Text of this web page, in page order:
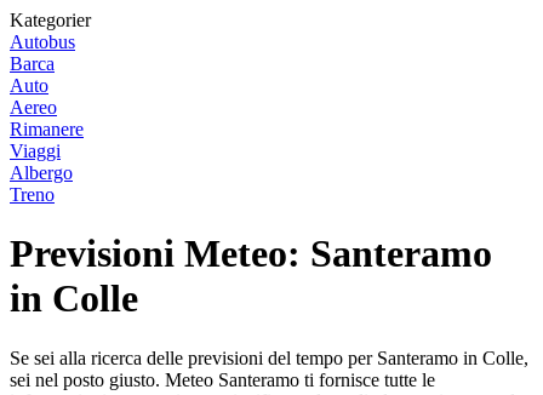
Kategorier
Autobus
Barca
Auto
Aereo
Rimanere
Viaggi
Albergo
Treno
Previsioni Meteo: Santeramo
in Colle
Se sei alla ricerca delle previsioni del tempo per Santeramo in Colle,
sei nel posto giusto. Meteo Santeramo ti fornisce tutte le